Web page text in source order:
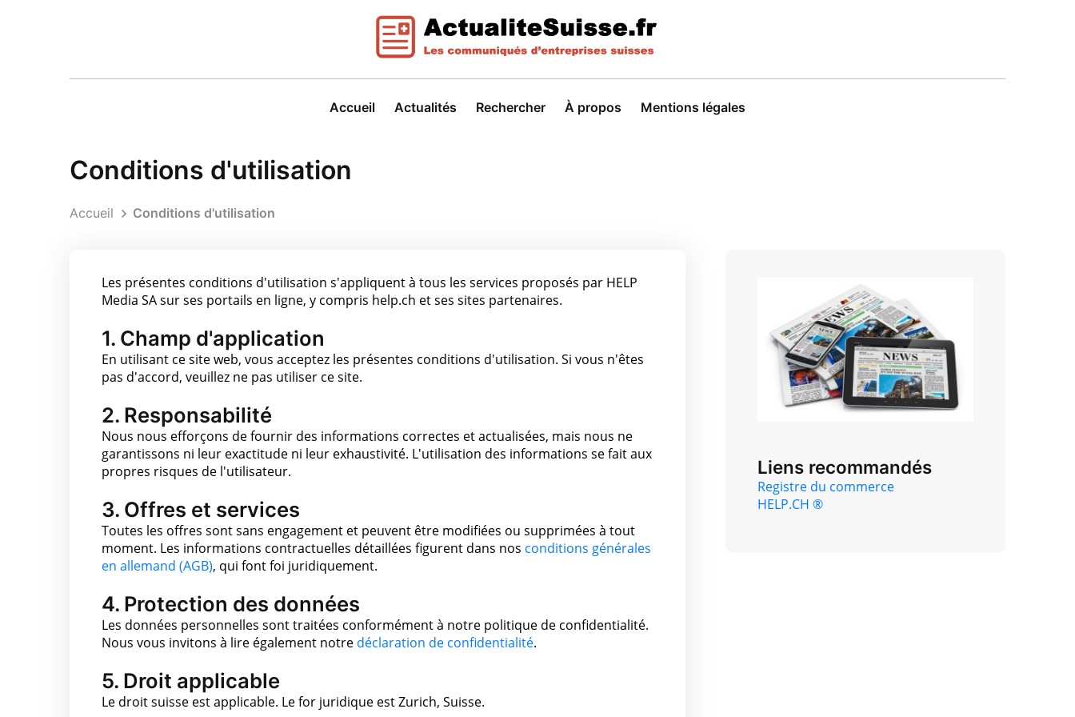
Accueil Actualités Rechercher À propos Mentions légales
Conditions d'utilisation
Accueil Conditions d'utilisation
Les présentes conditions d'utilisation s'appliquent à tous les services proposés par HELP
Media SA sur ses portails en ligne, y compris help.ch et ses sites partenaires.
1. Champ d'application
En utilisant ce site web, vous acceptez les présentes conditions d'utilisation. Si vous n'êtes
pas d'accord, veuillez ne pas utiliser ce site.
2. Responsabilité
Nous nous efforçons de fournir des informations correctes et actualisées, mais nous ne
garantissons ni leur exactitude ni leur exhaustivité. L'utilisation des informations se fait aux
propres risques de l'utilisateur.
3. Offres et services
Toutes les offres sont sans engagement et peuvent être modifiées ou supprimées à tout
moment. Les informations contractuelles détaillées figurent dans nos conditions générales
en allemand (AGB), qui font foi juridiquement.
4. Protection des données
Les données personnelles sont traitées conformément à notre politique de confidentialité.
Nous vous invitons à lire également notre déclaration de confidentialité.
5. Droit applicable
Le droit suisse est applicable. Le for juridique est Zurich, Suisse.
Liens recommandés
Registre du commerce
HELP.CH ®